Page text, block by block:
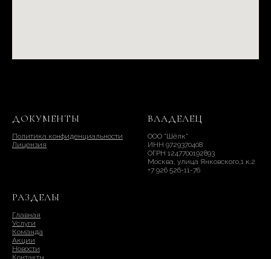
ДОКУМЕНТЫ
Политика конфиденциальности
Лицензия
ВЛАДЕЛЕЦ
ООО "Шёлк"
ИНН 9729370408
ОГРН 1247700192893
Москва, улица Янковского,1 к.2
+7 926 526-11-76
РАЗДЕЛЫ
Главная
Услуги
Команда
Акции
Новости